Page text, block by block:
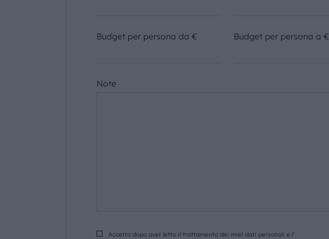
Budget per persona da € Budget per persona a €
Note
Accetto dopo aver letto il trattamento dei miei dati personali e l’